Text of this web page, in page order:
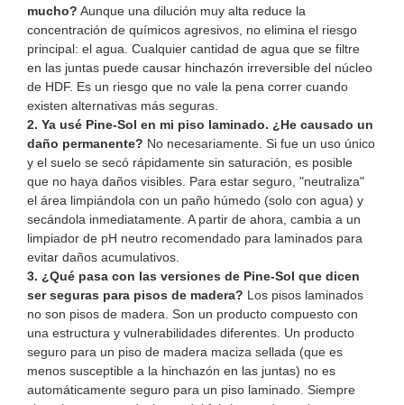
mucho? Aunque una dilución muy alta reduce la
concentración de químicos agresivos, no elimina el riesgo
principal: el agua. Cualquier cantidad de agua que se filtre
en las juntas puede causar hinchazón irreversible del núcleo
de HDF. Es un riesgo que no vale la pena correr cuando
existen alternativas más seguras.
2. Ya usé Pine-Sol en mi piso laminado. ¿He causado un
daño permanente? No necesariamente. Si fue un uso único
y el suelo se secó rápidamente sin saturación, es posible
que no haya daños visibles. Para estar seguro, "neutraliza"
el área limpiándola con un paño húmedo (solo con agua) y
secándola inmediatamente. A partir de ahora, cambia a un
limpiador de pH neutro recomendado para laminados para
evitar daños acumulativos.
3. ¿Qué pasa con las versiones de Pine-Sol que dicen
ser seguras para pisos de madera? Los pisos laminados
no son pisos de madera. Son un producto compuesto con
una estructura y vulnerabilidades diferentes. Un producto
seguro para un piso de madera maciza sellada (que es
menos susceptible a la hinchazón en las juntas) no es
automáticamente seguro para un piso laminado. Siempre